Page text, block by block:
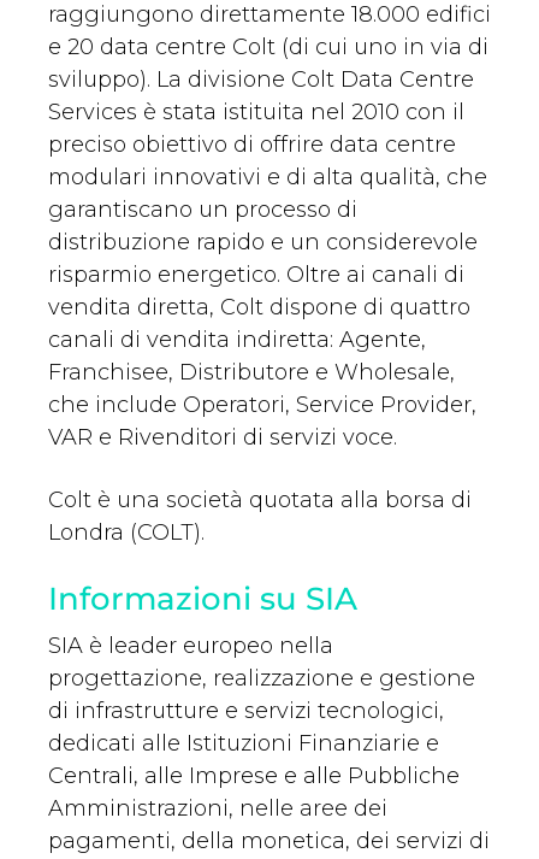
raggiungono direttamente 18.000 edifici
e 20 data centre Colt (di cui uno in via di
sviluppo). La divisione Colt Data Centre
Services è stata istituita nel 2010 con il
preciso obiettivo di offrire data centre
modulari innovativi e di alta qualità, che
garantiscano un processo di
distribuzione rapido e un considerevole
risparmio energetico. Oltre ai canali di
vendita diretta, Colt dispone di quattro
canali di vendita indiretta: Agente,
Franchisee, Distributore e Wholesale,
che include Operatori, Service Provider,
VAR e Rivenditori di servizi voce.
Colt è una società quotata alla borsa di
Londra (COLT).
Informazioni su SIA
SIA è leader europeo nella
progettazione, realizzazione e gestione
di infrastrutture e servizi tecnologici,
dedicati alle Istituzioni Finanziarie e
Centrali, alle Imprese e alle Pubbliche
Amministrazioni, nelle aree dei
pagamenti, della monetica, dei servizi di